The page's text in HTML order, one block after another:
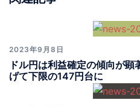
2023年9月8日
ドル円は利益確定の傾向が
げて下限の147円台に